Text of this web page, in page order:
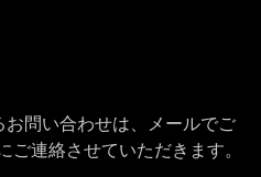
問い合わせは、メールでご
連絡させていただきます。